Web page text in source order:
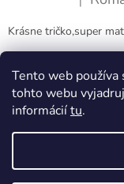
Tento web používa
tohto webu
informáciítu.
Krásne tričko,super